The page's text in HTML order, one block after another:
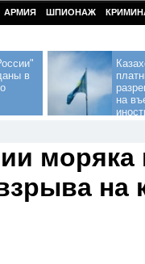
АРМИЯ ШПИОНАЖ
в
на
моряка
на